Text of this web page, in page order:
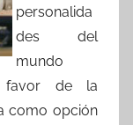
personalida
des del
mundo
favor de la
como opción